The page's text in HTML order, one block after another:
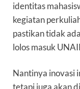
identitas
kegiatan
pastikan tidak
lolos masuk
Nantinya inovasi
tetapi juga akan